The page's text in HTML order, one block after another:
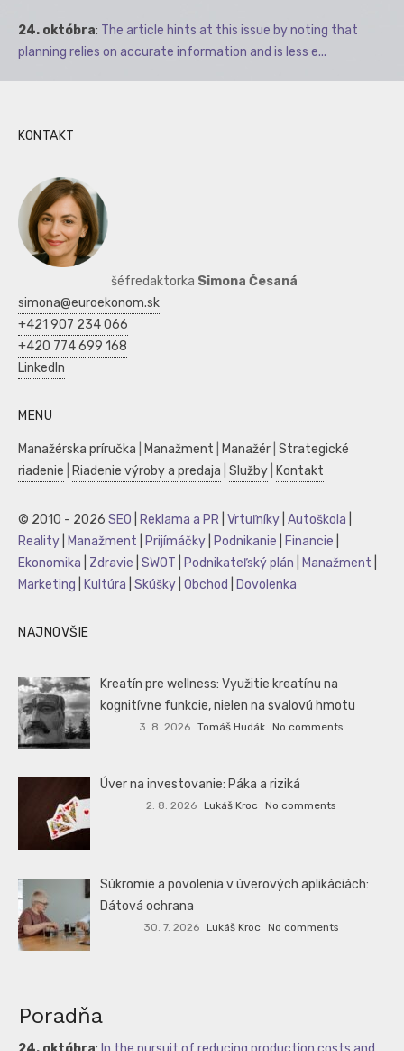
24. októbra: The article hints at this issue by noting that
planning relies on accurate information and is less e...
KONTAKT
šéfredaktorka Simona Česaná
simona@euroekonom.sk
+421 907 234 066
+420 774 699 168
LinkedIn
MENU
Manažérska príručka Manažment Manažér Strategické
riadenie
Riadenie výroby a predaja Služby Kontakt
© 2010 - 2026 SEO Reklama a PR Vrtuľníky Autoškola
Reality
Manažment Prijímáčky Podnikanie Financie
Ekonomika
Zdravie SWOT Podnikateľský plán Manažment
Marketing
Kultúra Skúšky Obchod Dovolenka
NAJNOVŠIE
Kreatín pre wellness: Využitie kreatínu na
kognitívne funkcie, nielen na svalovú hmotu
3. 8. 2026 Tomáš Hudák No comments
Úver na investovanie: Páka a riziká
2. 8. 2026 Lukáš Kroc No comments
Súkromie a povolenia v úverových aplikáciách:
Dátová ochrana
30. 7. 2026 Lukáš Kroc No comments
Poradňa